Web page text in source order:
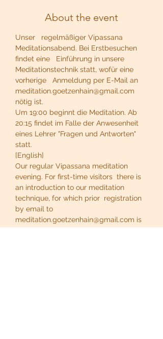
About the event
Unser   regelmäßiger Vipassana
Meditationsabend. Bei Erstbesuchen
findet eine   Einführung in unsere
Meditationstechnik statt, wofür eine
vorherige   Anmeldung per E-Mail an
meditation.goetzenhain@gmail.com
nötig ist.
Um 19:00 beginnt die Meditation. Ab
20:15 findet im Falle der Anwesenheit
eines Lehrer "Fragen und Antworten"
statt.
[English]
Our regular Vipassana meditation
evening. For first-time visitors  there is
an introduction to our meditation
technique, for which prior  registration
by email to
meditation.goetzenhain@gmail.com is